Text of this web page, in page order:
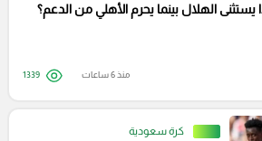
يستثنى الهلال بينما يحرم الأهلي من الدعم؟
منذ 6 ساعات 1339
كرة سعودية